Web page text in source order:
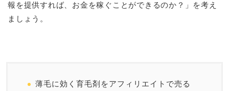
報を提供すれば、お金を稼ぐことができるのか？」を考え
ましょう。
薄毛に効く育毛剤をアフィリエイトで売る